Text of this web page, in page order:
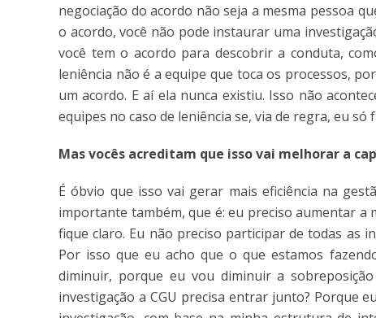
negociação do acordo não seja a mesma pessoa
o acordo, você não pode instaurar uma
você tem o acordo para descobrir a conduta,
leniência não é a equipe que toca os processos,
um acordo. E aí ela nunca existiu. Isso não
equipes no caso de leniência se, via de regra, eu só
Mas vocês acreditam que isso vai melhorar a
É óbvio que isso vai gerar mais eficiência na
importante também, que é: eu preciso aumentar a
fique claro. Eu não preciso participar de todas as
Por isso que eu acho que o que estamos
diminuir, porque eu vou diminuir a
investigação a CGU precisa entrar junto? Porque